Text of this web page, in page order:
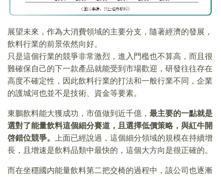
展望未來，作為大消費領域的主要分支，隨著經濟的發展，
飲料行業的前景依然向好。
只是這個行業的競爭非常激烈，進入門檻也不算高，而且很
難確保自己的下一款產品就能受到市場歡迎，研發往往存在
高度不確定性，因此飲料行業的打法和一般行業不同，企業
的護城河也並不是技術、資金等要素。
東鵬飲料能大獲成功，市值做到近千億， 最主要的一點就是
選對了能量飲料這個細分賽道，且選擇低價策略，與紅牛開
啓錯位競爭。
上面已經說過，這個細分領域的規模在持續增
長，且增速是飲料品類中最快的，這個大方向是很正確的。
而在坐穩國内能量飲料第二把交椅的過程中，該公司也逐漸